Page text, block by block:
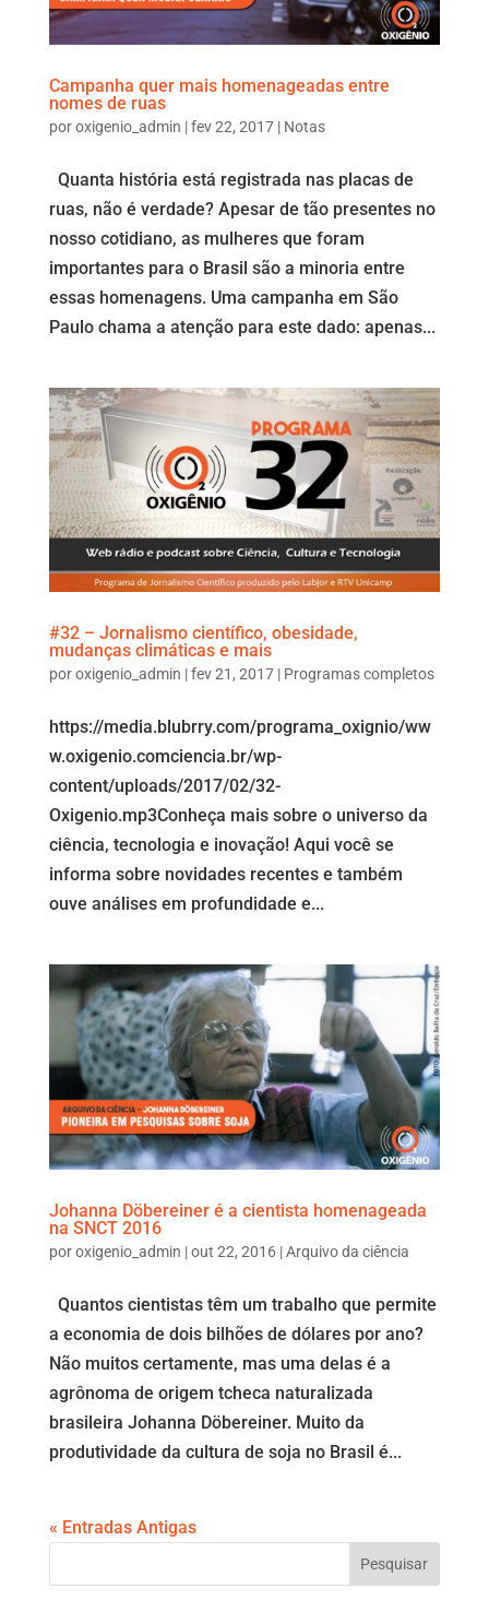
Campanha quer mais homenageadas entre
nomes de ruas
poroxigenio_admin |fev 22, 2017| Notas
Quanta história está registrada nas placas de
ruas, não é verdade? Apesar de tão presentes no
nosso cotidiano, as mulheres que foram
importantes para o Brasil são a minoria entre
essas homenagens. Uma campanha em São
Paulo chama a atenção para este dado: apenas...
#32 – Jornalismo científico, obesidade,
mudanças climáticas e mais
poroxigenio_admin |fev 21, 2017| Programas completos
https://media.blubrry.com/programa_oxignio/ww
w.oxigenio.comciencia.br/wp-
content/uploads/2017/02/32-
Oxigenio.mp3Conheça mais sobre o universo da
ciência, tecnologia e inovação! Aqui você se
informa sobre novidades recentes e também
ouve análises em profundidade e...
Johanna Döbereiner é a cientista homenageada
na SNCT 2016
poroxigenio_admin |out 22, 2016|Arquivo da ciência
Quantos cientistas têm um trabalho que permite
a economia de dois bilhões de dólares por ano?
Não muitos certamente, mas uma delas é a
agrônoma de origem tcheca naturalizada
brasileira Johanna Döbereiner. Muito da
produtividade da cultura de soja no Brasil é...
« Entradas Antigas